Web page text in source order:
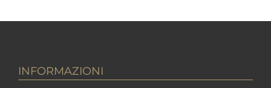
INFORMAZIONI